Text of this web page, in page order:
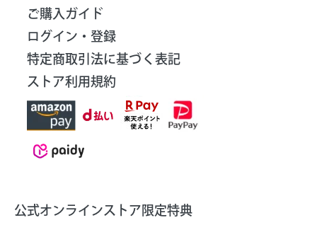
ご購入ガイド
ログイン・登録
特定商取引法に基づく表記
ストア利用規約
公式オンラインストア限定特典